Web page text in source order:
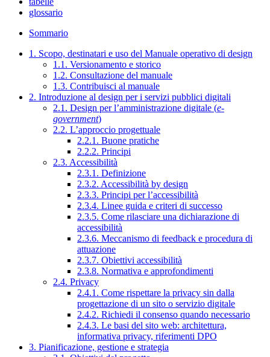
glossario
Sommario
1. Scopo, destinatari e uso del Manuale operativo di design
1.1. Versionamento e storico
1.2. Consultazione del manuale
1.3. Contribuisci al manuale
2. Introduzione al design per i servizi pubblici digitali
2.1. Design per l’amministrazione digitale (e-
government)
2.2. L’approccio progettuale
2.2.1. Buone pratiche
2.2.2. Principi
2.3. Accessibilità
2.3.1. Definizione
2.3.2. Accessibilità by design
2.3.3. Principi per l’accessibilità
2.3.4. Linee guida e criteri di successo
2.3.5. Come rilasciare una dichiarazione di
accessibilità
2.3.6. Meccanismo di feedback e procedura di
attuazione
2.3.7. Obiettivi accessibilità
2.3.8. Normativa e approfondimenti
2.4. Privacy
2.4.1. Come rispettare la privacy sin dalla
progettazione di un sito o servizio digitale
2.4.2. Richiedi il consenso quando necessario
2.4.3. Le basi del sito web: architettura,
informativa privacy, riferimenti DPO
3. Pianificazione, gestione e strategia